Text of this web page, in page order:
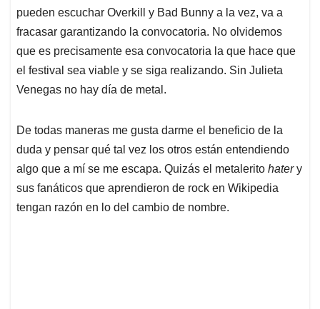
pueden escuchar Overkill y Bad Bunny a la vez, va a
fracasar garantizando la convocatoria. No olvidemos
que es precisamente esa convocatoria la que hace que
el festival sea viable y se siga realizando. Sin Julieta
Venegas no hay día de metal.
De todas maneras me gusta darme el beneficio de la
duda y pensar qué tal vez los otros están entendiendo
algo que a mí se me escapa. Quizás el metalerito hatery
sus fanáticos que aprendieron de rock en Wikipedia
tengan razón en lo del cambio de nombre.